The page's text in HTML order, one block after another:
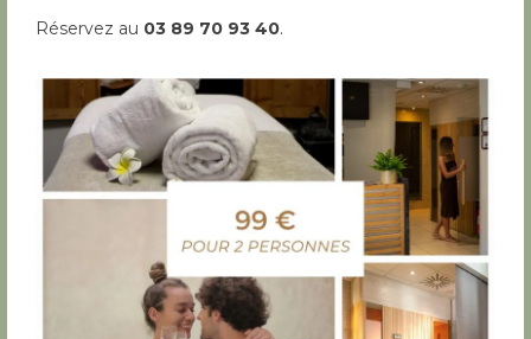
Réservez au 03 89 70 93 40.